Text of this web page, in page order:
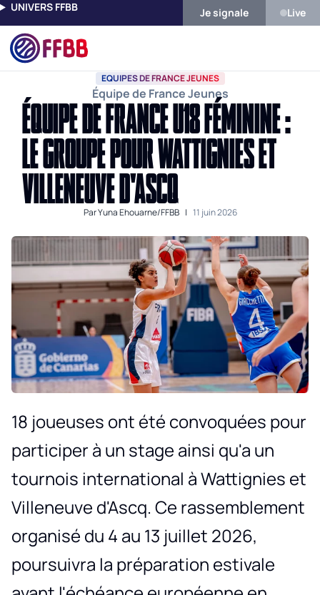
UNIVERS FFBB Je signale Live
Accueil Actualités
EQUIPES DE FRANCE JEUNES
Équipe de France Jeunes
ÉQUIPE DE FRANCE U18 FÉMININE :
LE GROUPE POUR WATTIGNIES ET
VILLENEUVE D'ASCQ
ParYuna Ehouarne/FFBB | 11 juin 2026
18 joueuses ont été convoquées pour
participer à un stage ainsi qu'a un
tournois international à Wattignies et
Villeneuve d'Ascq. Ce rassemblement
organisé du 4 au 13 juillet 2026,
poursuivra la préparation estivale